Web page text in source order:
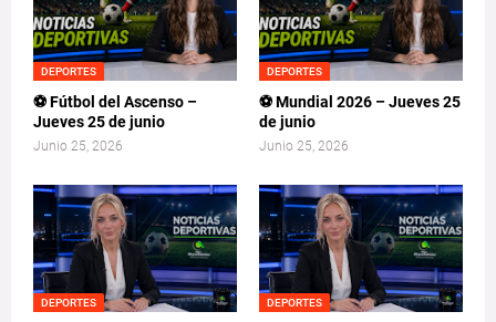
DEPORTES
⚽ Fútbol del Ascenso –
Jueves 25 de junio
Junio 25, 2026
DEPORTES
⚽ Mundial 2026 – Jueves 25
de junio
Junio 25, 2026
DEPORTES DEPORTES